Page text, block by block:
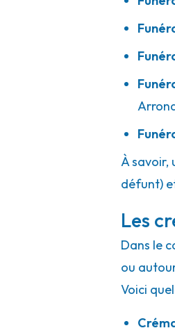
À savoir,
défunt)
Les
Dans le
ou
Voici